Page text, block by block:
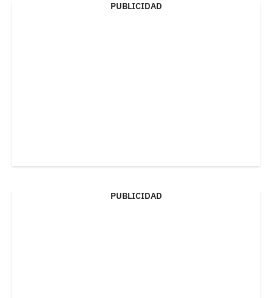
PUBLICIDAD
PUBLICIDAD